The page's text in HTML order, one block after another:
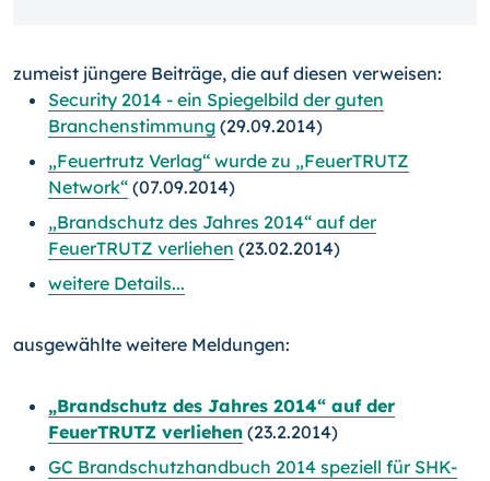
zumeist jüngere Beiträge, die auf diesen verweisen:
Security 2014 - ein Spiegelbild der guten
Branchenstimmung (29.09.2014)
„Feuertrutz Verlag“ wurde zu „FeuerTRUTZ
Network“ (07.09.2014)
„Brandschutz des Jahres 2014“ auf der
FeuerTRUTZ verliehen (23.02.2014)
weitere Details...
ausgewählte weitere Meldungen:
„Brandschutz des Jahres 2014“ auf der
FeuerTRUTZ verliehen (23.2.2014)
GC Brandschutzhandbuch 2014 speziell für SHK-